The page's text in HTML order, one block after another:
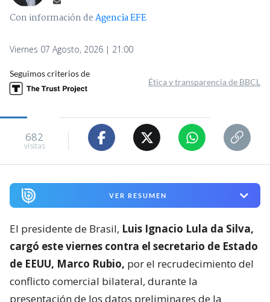
Con información deAgencia EFE
Viernes 07 Agosto, 2026 | 21:00
Seguimos criterios de
Ética y transparencia de BBCL
682
visitas
VER RESUMEN
El presidente de Brasil, Luis Ignacio Lula da Silva,
cargó este viernes contra el secretario de Estado
de EEUU, Marco Rubio, por el recrudecimiento del
conflicto comercial bilateral, durante la
presentación de los datos preliminares de la